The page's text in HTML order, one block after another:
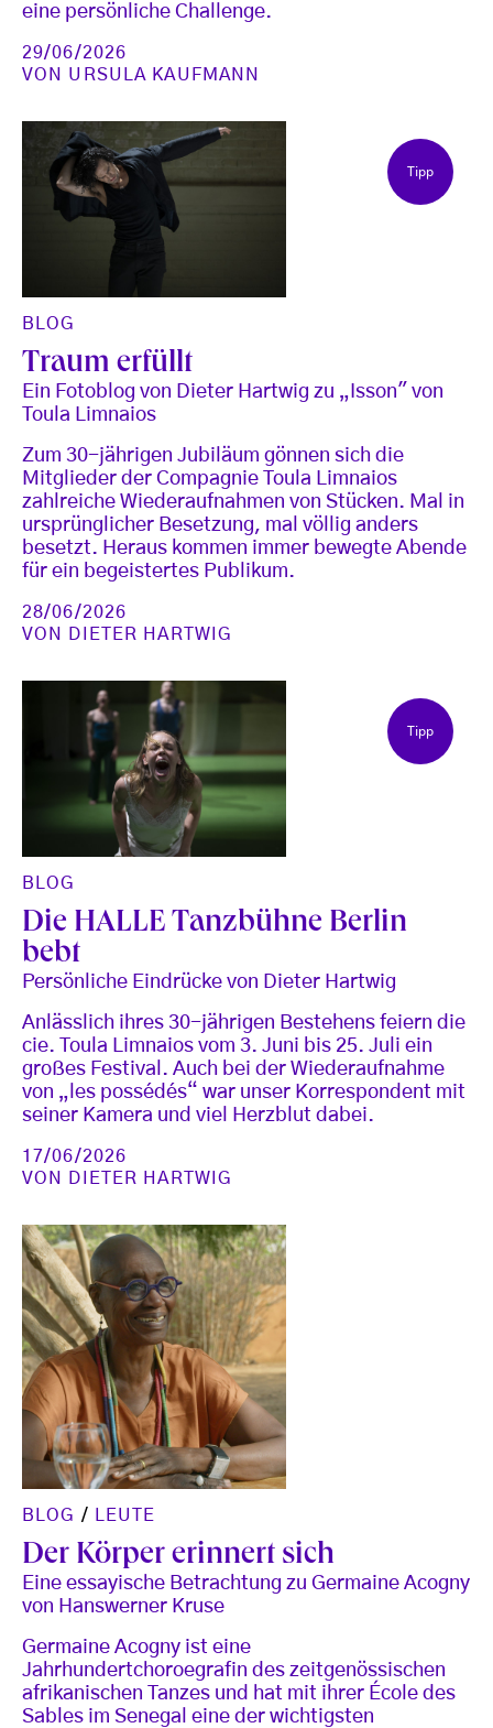
eine persönliche Challenge.
29/06/2026
VON URSULA KAUFMANN
Tipp
BLOG
Traum erfüllt
Ein Fotoblog von Dieter Hartwig zu „Isson" von
Toula Limnaios
Zum 30-jährigen Jubiläum gönnen sich die
Mitglieder der Compagnie Toula Limnaios
zahlreiche Wiederaufnahmen von Stücken. Mal in
ursprünglicher Besetzung, mal völlig anders
besetzt. Heraus kommen immer bewegte Abende
für ein begeistertes Publikum.
28/06/2026
VON
DIETER HARTWIG
Tipp
BLOG
Die HALLE Tanzbühne Berlin
bebt
Persönliche Eindrücke von Dieter Hartwig
Anlässlich ihres 30-jährigen Bestehens feiern die
cie. Toula Limnaios vom 3. Juni bis 25. Juli ein
großes Festival. Auch bei der Wiederaufnahme
von „les possédés“ war unser Korrespondent mit
seiner Kamera und viel Herzblut dabei.
17/06/2026
VON
DIETER HARTWIG
BLOG / LEUTE
Der Körper erinnert sich
Eine essayische Betrachtung zu Germaine Acogny
von Hanswerner Kruse
Germaine Acogny ist eine
Jahrhundertchoroegrafin des zeitgenössischen
afrikanischen Tanzes und hat mit ihrer École des
Sables im Senegal eine der wichtigsten